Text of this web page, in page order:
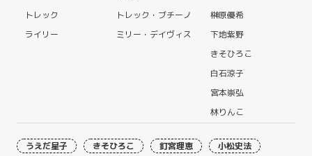
トレック トレック・ブチーノ
榊原優希
ライリー
ミリー・デイヴィス
下地紫野
きそひろこ
白石涼子
宮本崇弘
林りんこ
うえだ星子 きそひろこ 釘宮理恵
小松史法